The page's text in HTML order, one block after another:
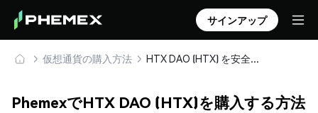
サインアップ
仮想通貨の購入方法 HTX DAO (HTX) を安全に購入・保管
PhemexでHTX DAO (HTX)を購入する方法